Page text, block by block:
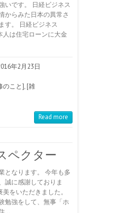
いです。 日経ビジネス
からみた日本の異常さ
す。 日経ビジネス
人は住宅ローンに大金
年2月23日
のこと], [雑
Read more
ペクター
となります。 今年も多
誠に感謝しておりま
をいただきました。
勉強をして、無事「ホ